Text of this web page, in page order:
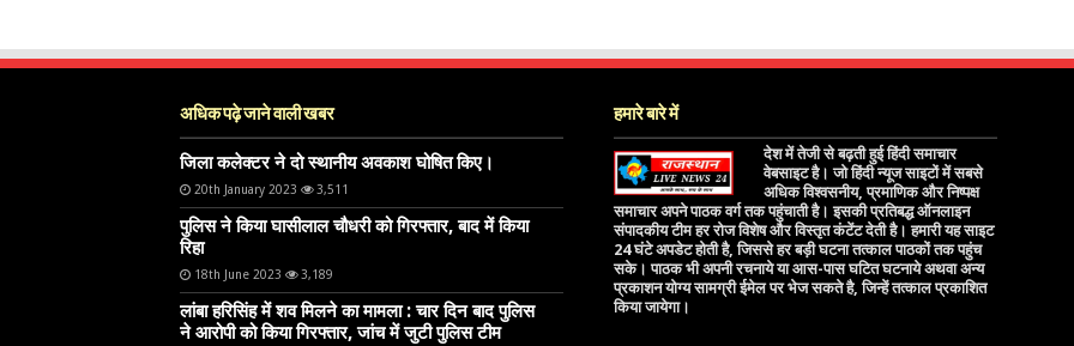
अधिक पढ़े जाने वाली खबर
जिला कलेक्टर ने दो स्थानीय अवकाश घोषित किए।
20th January 2023 3,511
पुलिस ने किया घासीलाल चौधरी को गिरफ्तार, बाद में किया
रिहा
18th June 2023 3,189
लांबा हरिसिंह में शव मिलने का मामला : चार दिन बाद पुलिस
ने आरोपी को किया गिरफ्तार, जांच में जुटी पुलिस टीम
हमारे बारे में
देश में तेजी से बढ़ती हुई हिंदी समाचार
वेबसाइट है। जो हिंदी न्यूज साइटों में सबसे
अधिक विश्वसनीय, प्रमाणिक और निष्पक्ष
समाचार अपने पाठक वर्ग तक पहुंचाती है। इसकी प्रतिबद्ध ऑनलाइन
संपादकीय टीम हर रोज विशेष और विस्तृत कंटेंट देती है। हमारी यह साइट
24 घंटे अपडेट होती है, जिससे हर बड़ी घटना तत्काल पाठकों तक पहुंच
सके। पाठक भी अपनी रचनाये या आस-पास घटित घटनाये अथवा अन्य
प्रकाशन योग्य सामग्री ईमेल पर भेज सकते है, जिन्हें तत्काल प्रकाशित
किया जायेगा।